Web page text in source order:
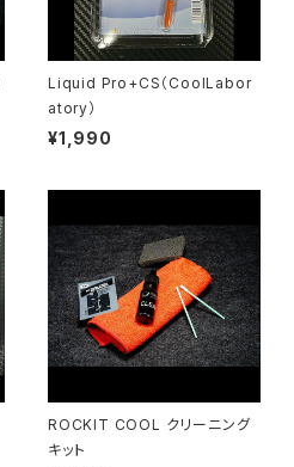
Liquid Pro+CS（CoolLabor
atory）
¥1,990
ROCKIT COOL クリーニング
キット